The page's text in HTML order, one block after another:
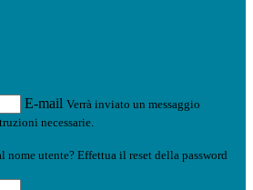
E-mail Verrà inviato un messaggio
necessarie.
nome utente? Effettua il reset della password